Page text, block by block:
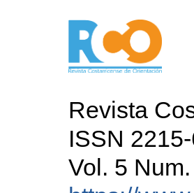
Revista
ISSN
Vol. 5